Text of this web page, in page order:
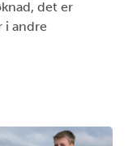
det er
i andre